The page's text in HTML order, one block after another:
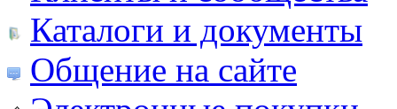
Каталоги и документы
Общение на сайте